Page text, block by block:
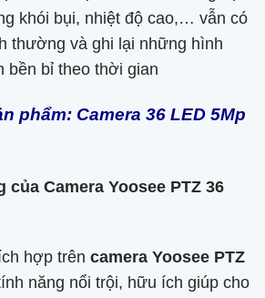
khói bụi, nhiệt độ cao,… vẫn có
thường và ghi lại những hình
bền bỉ theo thời gian
phẩm: Camera 36 LED 5Mp
của Camera Yoosee PTZ 36
hợp trên camera Yoosee PTZ
năng nổi trội, hữu ích giúp cho